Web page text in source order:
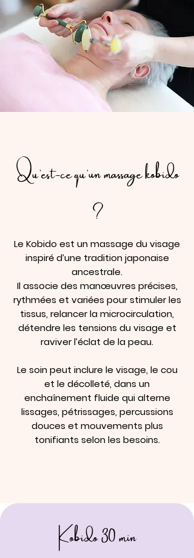
Qu’est-ce qu’un massage kobido
?
Le Kobido est un massage du visage
inspiré d’une tradition japonaise
ancestrale.
Il associe des manœuvres précises,
rythmées et variées pour stimuler les
tissus, relancer la microcirculation,
détendre les tensions du visage et
raviver l’éclat de la peau.
Le soin peut inclure le visage, le cou
et le décolleté, dans un
enchaînement fluide qui alterne
lissages, pétrissages, percussions
douces et mouvements plus
tonifiants selon les besoins.
Kobido 30 min